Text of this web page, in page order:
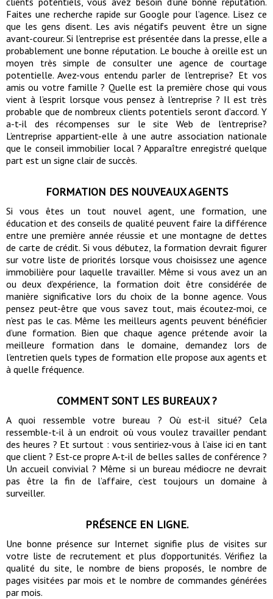
Faites une recherche rapide sur Google pour l’agence. Lisez ce
que les gens disent. Les avis négatifs peuvent être un signe
avant-coureur. Si l’entreprise est présentée dans la presse, elle a
probablement une bonne réputation. Le bouche à oreille est un
moyen très simple de consulter une agence de courtage
potentielle. Avez-vous entendu parler de l’entreprise? Et vos
amis ou votre famille ? Quelle est la première chose qui vous
vient à l’esprit lorsque vous pensez à l’entreprise ? Il est très
probable que de nombreux clients potentiels seront d’accord. Y
a-t-il des récompenses sur le site Web de l’entreprise?
L’entreprise appartient-elle à une autre association nationale
que le conseil immobilier local ? Apparaître enregistré quelque
part est un signe clair de succès.
FORMATION DES NOUVEAUX AGENTS
Si vous êtes un tout nouvel agent, une formation, une
éducation et des conseils de qualité peuvent faire la différence
entre une première année réussie et une montagne de dettes
de carte de crédit. Si vous débutez, la formation devrait figurer
sur votre liste de priorités lorsque vous choisissez une agence
immobilière pour laquelle travailler. Même si vous avez un an
ou deux d’expérience, la formation doit être considérée de
manière significative lors du choix de la bonne agence. Vous
pensez peut-être que vous savez tout, mais écoutez-moi, ce
n’est pas le cas. Même les meilleurs agents peuvent bénéficier
d’une formation. Bien que chaque agence prétende avoir la
meilleure formation dans le domaine, demandez lors de
l’entretien quels types de formation elle propose aux agents et
à quelle fréquence.
COMMENT SONT LES BUREAUX ?
A quoi ressemble votre bureau ? Où est-il situé? Cela
ressemble-t-il à un endroit où vous voulez travailler pendant
des heures ? Et surtout : vous sentiriez-vous à l’aise ici en tant
que client ? Est-ce propre A-t-il de belles salles de conférence ?
Un accueil convivial ? Même si un bureau médiocre ne devrait
pas être la fin de l’affaire, c’est toujours un domaine à
surveiller.
PRÉSENCE EN LIGNE.
Une bonne présence sur Internet signifie plus de visites sur
votre liste de recrutement et plus d’opportunités. Vérifiez la
qualité du site, le nombre de biens proposés, le nombre de
pages visitées par mois et le nombre de commandes générées
par mois.